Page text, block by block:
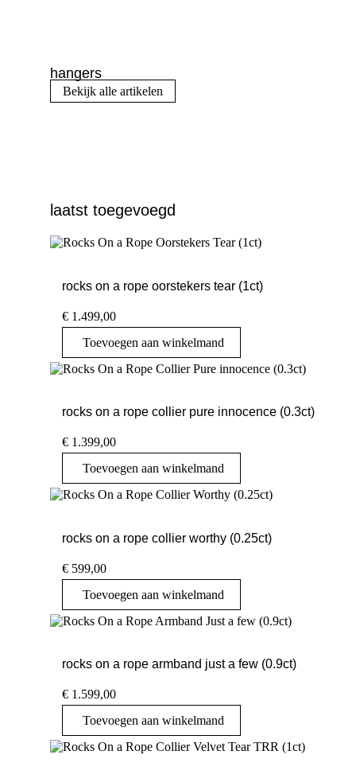
hangers
Bekijk alle artikelen
laatst toegevoegd
rocks on a rope oorstekers tear (1ct)
€ 1.499,00
Toevoegen aan winkelmand
rocks on a rope collier pure innocence (0.3ct)
€ 1.399,00
Toevoegen aan winkelmand
rocks on a rope collier worthy (0.25ct)
€ 599,00
Toevoegen aan winkelmand
rocks on a rope armband just a few (0.9ct)
€ 1.599,00
Toevoegen aan winkelmand